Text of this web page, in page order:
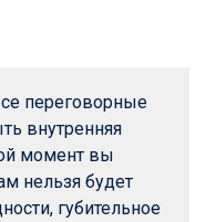
переговорные
внутренняя
момент вы
нельзя будет
губительное